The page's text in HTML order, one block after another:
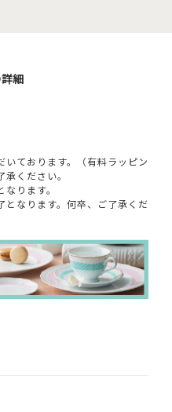
細
ております。（有料ラッピン
ください。
ります。
なります。何卒、ご了承くだ